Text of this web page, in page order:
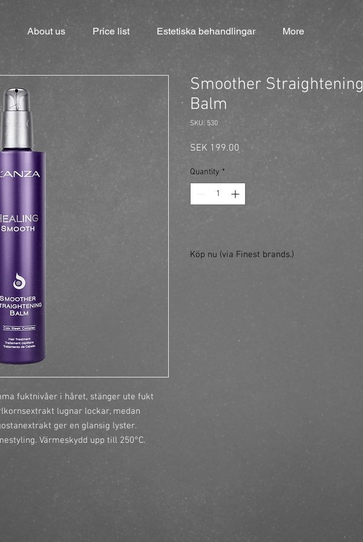
About us Price list Estetiska behandlingar More
fuktnivåer i håret, stänger ute fukt
lugnar lockar, medan
ger en glansig lyster.
Värmeskydd upp till 250°C.
Smoother Straightening
Balm
SKU: 530
SEK 199.00
Quantity *
Köp nu (via Finest brands.)